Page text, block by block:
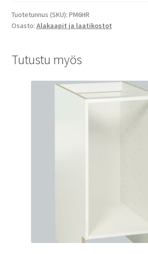
Tuotetunnus (SKU): PM6HR
Osasto: Alakaapit ja laatikostot
Tutustu myös